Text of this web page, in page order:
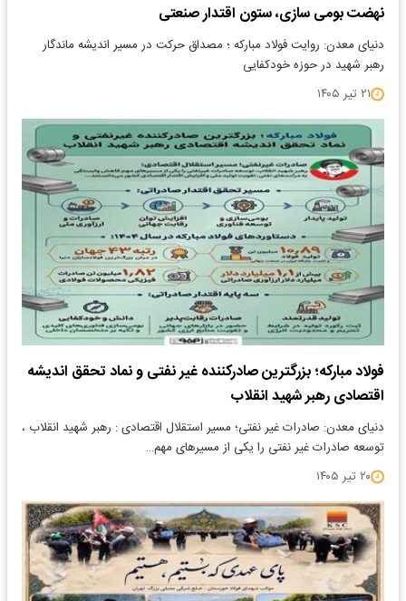
نهضت بومی سازی، ستون اقتدار صنعتی
دنیای معدن: روایت فولاد مبارکه ؛ مصداق حرکت در مسیر اندیشه ماندگار
رهبر شهید در حوزه خودکفایی
۲۱ تیر ۱۴۰۵
فولاد مبارکه؛ بزرگترین صادرکننده غیر نفتی و نماد تحقق اندیشه
اقتصادی رهبر شهید انقلاب
دنیای معدن: صادرات غیر نفتی؛ مسیر استقلال اقتصادی : رهبر شهید انقلاب ،
توسعه صادرات غیر نفتی را یکی از مسیرهای مهم…
۲۰ تیر ۱۴۰۵